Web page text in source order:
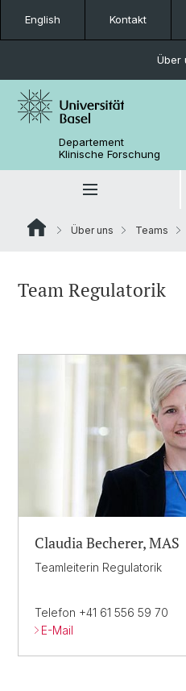
English Kontakt
Über
Departement
Klinische Forschung
Über uns Teams
Team Regulatorik
Claudia Becherer, MAS
Teamleiterin Regulatorik
Telefon +41 61 556 59 70
E-Mail